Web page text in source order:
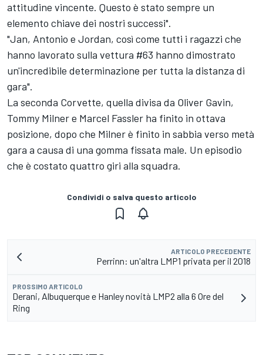
attitudine vincente. Questo è stato sempre un
elemento chiave dei nostri successi".
"Jan, Antonio e Jordan, così come tutti i ragazzi che
hanno lavorato sulla vettura #63 hanno dimostrato
un'incredibile determinazione per tutta la distanza di
gara".
La seconda Corvette, quella divisa da Oliver Gavin,
Tommy Milner e Marcel Fassler ha finito in ottava
posizione, dopo che Milner è finito in sabbia verso metà
gara a causa di una gomma fissata male. Un episodio
che è costato quattro giri alla squadra.
Condividi o salva questo articolo
ARTICOLO PRECEDENTE
Perrinn: un'altra LMP1 privata per il 2018
PROSSIMO ARTICOLO
Derani, Albuquerque e Hanley novità LMP2 alla 6 Ore del
Ring